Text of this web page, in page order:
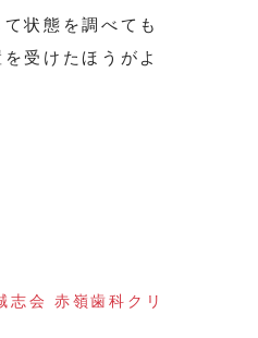
状態を調べても
受けたほうがよ
志会 赤嶺歯科クリ